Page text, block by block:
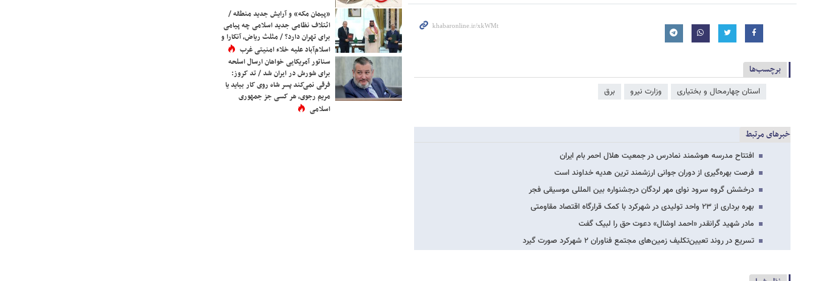
برچسب‌ها
استان چهارمحال و بختیاری وزارت نیرو برق
خبرهای مرتبط
افتتاح مدرسه هوشمند نمادرس در جمعیت هلال احمر بام ایران
فرصت بهره‌گیری از دوران جوانی ارزشمند ترین هدیه خداوند است
درخشش گروه سرود نوای مهر لردگان درجشنواره بین المللی موسیقی فجر
بهره برداری از ۲۳ واحد تولیدی در شهرکرد با کمک قرارگاه اقتصاد مقاومتی
مادر شهید گرانقدر «احمد اوشال» دعوت حق را لبیک گفت
تسریع در روند تعیین‌تکلیف زمین‌های مجتمع فناوران ۲ شهرکرد صورت گیرد
«پیمان مکه» و آرایش جدید منطقه /
ائتلاف نظامی جدید اسلامی چه پیامی
برای تهران دارد؟ / مثلث ریاض، آنکارا و
اسلام‌آباد علیه خلاء امنیتی غرب
سناتور آمریکایی خواهان ارسال اسلحه
برای شورش در ایران شد / تد کروز:
فرقی نمی‌کند پسر شاه روی کار بیاید یا
مریم رجوی، هر کسی جز جمهوری
اسلامی